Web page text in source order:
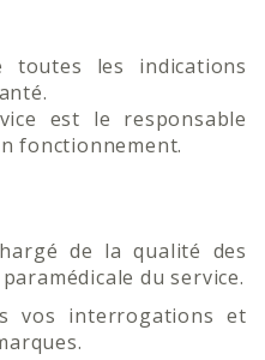
toutes les indications
est le responsable
fonctionnement.
de la qualité des
du service.
vos interrogations et